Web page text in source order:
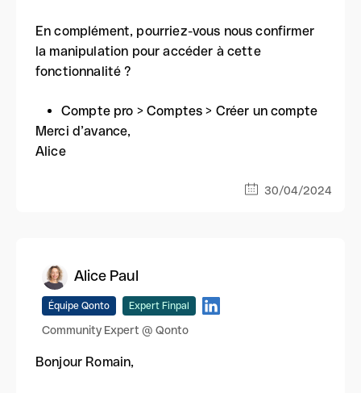
En complément, pourriez-vous nous confirmer
la manipulation pour accéder à cette
fonctionnalité ?
Compte pro > Comptes > Créer un compte
Merci d’avance,
Alice
30/04/2024
Alice Paul
Équipe Qonto Expert Finpal
Community Expert @ Qonto
Bonjour Romain,